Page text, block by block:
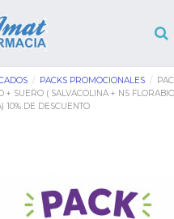
PACKS PROMOCIONALES
+ SUERO ( SALVACOLINA + NS
10% DE DESCUENTO